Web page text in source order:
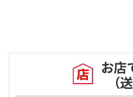
お店
（